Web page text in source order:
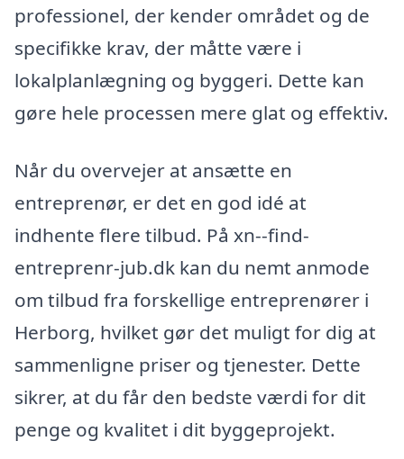
professionel, der kender området og de
specifikke krav, der måtte være i
lokalplanlægning og byggeri. Dette kan
gøre hele processen mere glat og effektiv.
Når du overvejer at ansætte en
entreprenør, er det en god idé at
indhente flere tilbud. På xn--find-
entreprenr-jub.dk kan du nemt anmode
om tilbud fra forskellige entreprenører i
Herborg, hvilket gør det muligt for dig at
sammenligne priser og tjenester. Dette
sikrer, at du får den bedste værdi for dit
penge og kvalitet i dit byggeprojekt.